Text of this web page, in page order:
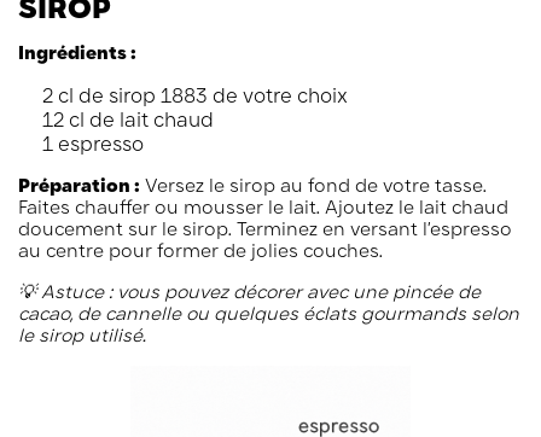
Ingrédients :
2 cl de sirop 1883 de votre choix
12 cl de lait chaud
1 espresso
Préparation : Versez le sirop au fond de votre tasse.
Faites chauffer ou mousser le lait. Ajoutez le lait chaud
doucement sur le sirop. Terminez en versant l’espresso
au centre pour former de jolies couches.
💡 Astuce : vous pouvez décorer avec une pincée de
cacao, de cannelle ou quelques éclats gourmands selon
le sirop utilisé.